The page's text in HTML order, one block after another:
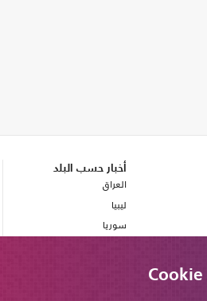
أخبار حسب البلد
العراق
ليبيا
سوريا